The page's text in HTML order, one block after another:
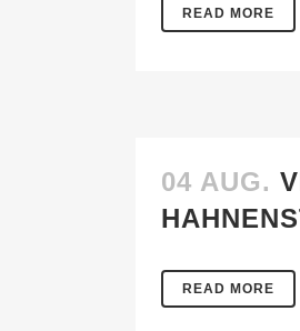
READ MORE
04 AUG.
READ MORE